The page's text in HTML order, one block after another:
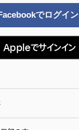
でログイン
でサインイン